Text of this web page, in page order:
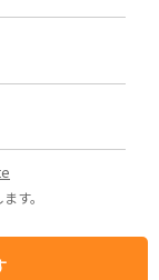
す。